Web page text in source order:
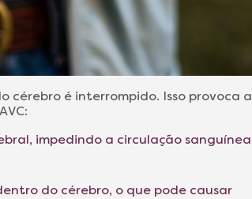
cérebro é interrompido. Isso provoca a
impedindo a circulação sanguínea
do cérebro, o que pode causar